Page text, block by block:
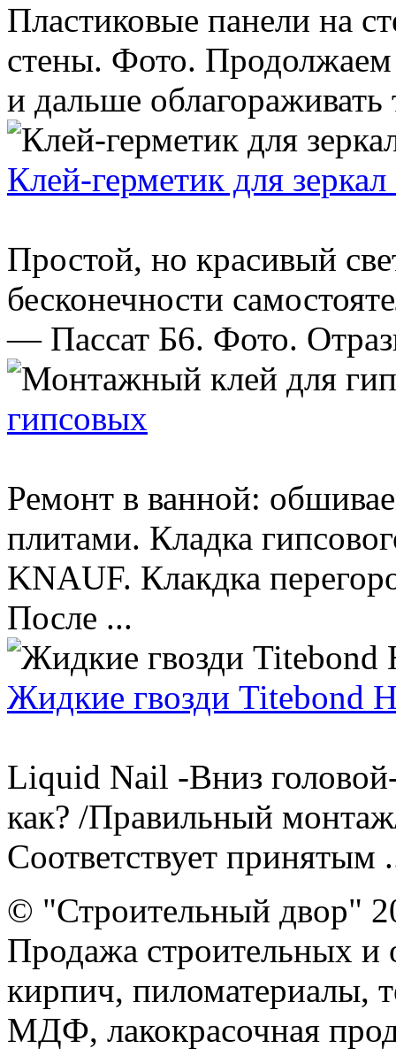
Пластиковые панели на
стены. Фото.
и дальше
Клей-герметик для
Простой, но красивый
бесконечности
— Пассат Б6. Фото.
гипсовых
Ремонт в ванной:
плитами. Кладка
KNAUF. Клакдка
После ...
Жидкие гвозди Titebond
Liquid Nail -Вниз
как? /Правильный
Соответствует принятым
© "Строительный двор"
Продажа строительных и
кирпич, пиломатериалы,
МДФ, лакокрасочная